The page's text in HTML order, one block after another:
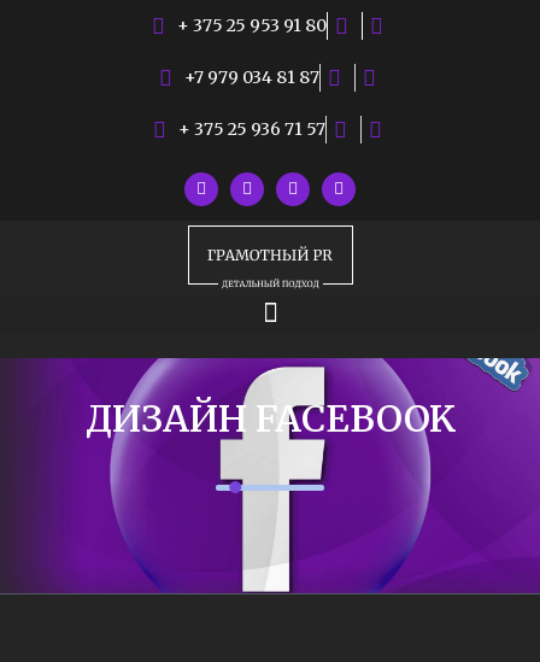
+ 375 25 953 91 80
+7 979 034 81 87
+ 375 25 936 71 57
ДИЗАЙН FACEBOOK